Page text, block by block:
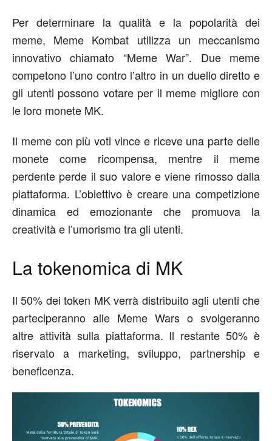
Per determinare la qualità e la popolarità dei
meme, Meme Kombat utilizza un meccanismo
innovativo chiamato “Meme War”. Due meme
competono l’uno contro l’altro in un duello diretto e
gli utenti possono votare per il meme migliore con
le loro monete MK.
Il meme con più voti vince e riceve una parte delle
monete come ricompensa, mentre il meme
perdente perde il suo valore e viene rimosso dalla
piattaforma. L’obiettivo è creare una competizione
dinamica ed emozionante che promuova la
creatività e l’umorismo tra gli utenti.
La tokenomica di MK
Il 50% dei token MK verrà distribuito agli utenti che
parteciperanno alle Meme Wars o svolgeranno
altre attività sulla piattaforma. Il restante 50% è
riservato a marketing, sviluppo, partnership e
beneficenza.